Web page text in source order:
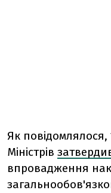
Як повідомлялося,
Міністрів
впровадження